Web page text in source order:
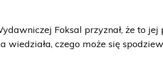
Foksal przyznał, że to
wiedziała, czego może się